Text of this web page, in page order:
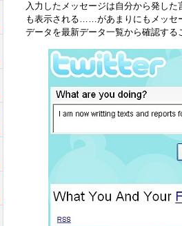
入力したメッセージは自分から発し
も表示される……があまりにもメッセ
データを最新データ一覧から確認する